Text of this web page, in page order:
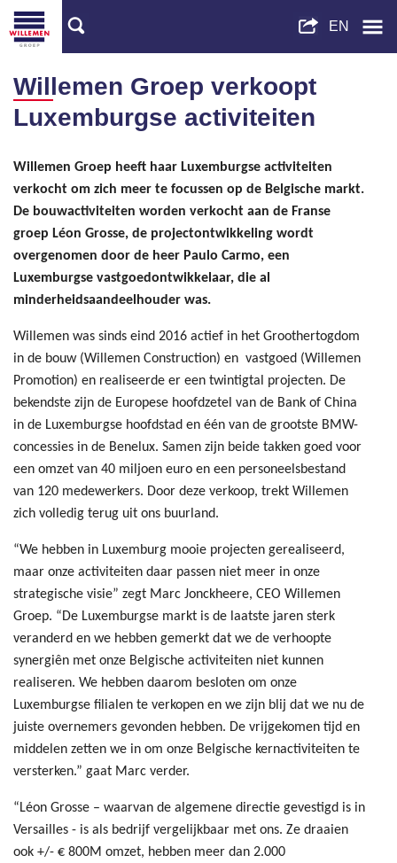
Willemen Groep verkoopt
Luxemburgse activiteiten
Willemen Groep heeft haar Luxemburgse activiteiten
verkocht om zich meer te focussen op de Belgische markt.
De bouwactiviteiten worden verkocht aan de Franse
groep Léon Grosse, de projectontwikkeling wordt
overgenomen door de heer Paulo Carmo, een
Luxemburgse vastgoedontwikkelaar, die al
minderheidsaandeelhouder was.
Willemen was sinds eind 2016 actief in het Groothertogdom
in de bouw (Willemen Construction) en vastgoed (Willemen
Promotion) en realiseerde er een twintigtal projecten. De
bekendste zijn de Europese hoofdzetel van de Bank of China
in de Luxemburgse hoofdstad en één van de grootste BMW-
concessies in de Benelux. Samen zijn beide takken goed voor
een omzet van 40 miljoen euro en een personeelsbestand
van 120 medewerkers. Door deze verkoop, trekt Willemen
zich volledig terug uit ons buurland.
“We hebben in Luxemburg mooie projecten gerealiseerd,
maar onze activiteiten daar passen niet meer in onze
strategische visie” zegt Marc Jonckheere, CEO Willemen
Groep. “De Luxemburgse markt is de laatste jaren sterk
veranderd en we hebben gemerkt dat we de verhoopte
synergiên met onze Belgische activiteiten niet kunnen
realiseren. We hebben daarom besloten om onze
Luxemburgse filialen te verkopen en we zijn blij dat we nu de
juiste overnemers gevonden hebben. De vrijgekomen tijd en
middelen zetten we in om onze Belgische kernactiviteiten te
versterken.” gaat Marc verder.
“Léon Grosse – waarvan de algemene directie gevestigd is in
Versailles - is als bedrijf vergelijkbaar met ons. Ze draaien
ook +/- € 800M omzet, hebben meer dan 2.000